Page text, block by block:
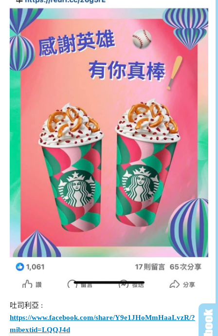
吐司利亞 :
https://www.facebook.com/share/Y9e1JHoMmHaaLvzR/?
mibextid=LQQJ4d